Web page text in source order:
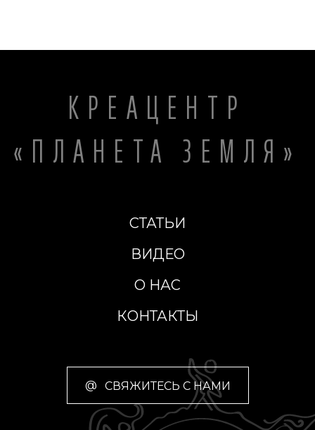
КРЕАЦЕНТР
«ПЛАНЕТА ЗЕМЛЯ»
СТАТЬИ
ВИДЕО
О НАС
КОНТАКТЫ
@ СВЯЖИТЕСЬ С НАМИ